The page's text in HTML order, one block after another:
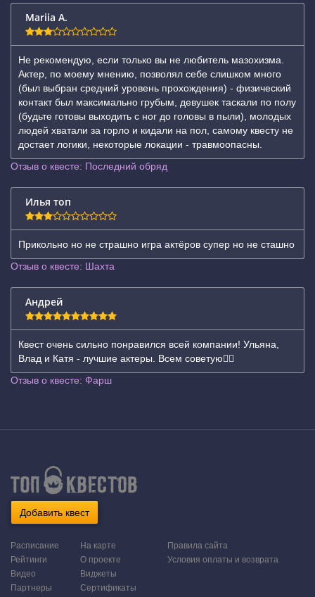
Mariia A.
Не рекомендую, если только вы не любитель мазохизма.
Актер, по моему мнению, позволял себе слишком много
(был выбран средний уровень прохождения) - физический
контакт был максимально грубым, девушек таскали по полу
(будьте готовы выходить с ног до головы в пыли), молодых
людей хватали за горло и кидали на пол, самому квесту не
достает логики, некоторые локации - травмоопасны.
Отзыв о квесте: Последний обряд
Илья топ
Прикольно но не страшно игра актёров супер но не сташно
Отзыв о квесте: Шахта
Андрей
Квест очень сильно понравился всей компании! Ульяна,
Влад и Катя - лучшие актеры. Всем советую👍🏻
Отзыв о квесте: Фарш
Добавить квест
Расписание
Рейтинги
Видео
Партнеры
На карте
О проекте
Виджеты
Сертификаты
Правила сайта
Условия оплаты и возврата